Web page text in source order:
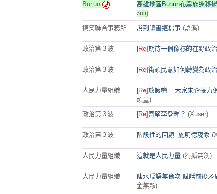
Bunun
高雄地區Bunun布農族遷移
auli)
搞笑聯合事務所
說到讀書這檔事 (語溪)
政治第３波 [Re]期待一個像樣的在野政
政治第３波 [Re]街頭民意如何轉變為政
人民力量組織 [Re]放假嚕~~大家來企接力
頑童)
政治第３波
[Re]寄望李登輝？ (Xuser)
政治第３波 階段性的回顧--施明德現象
人民力量組織 這就是人民力量 (獨孤無劍)
人民力量組織
陳水扁語無倫次 講話前後矛
金無賴)